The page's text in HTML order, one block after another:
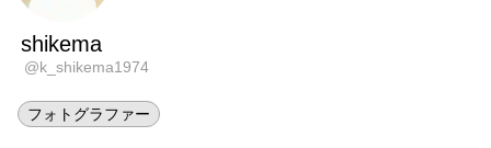
shikema
@k_shikema1974
フォトグラファー